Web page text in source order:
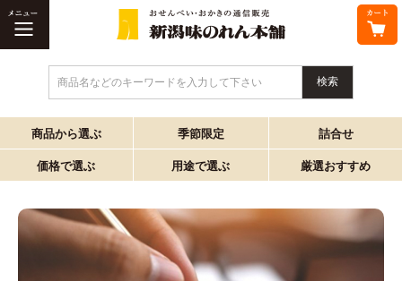
商品名などのキーワードを入力して下さい
商品から選ぶ 季節限定 詰合せ
価格で選ぶ 用途で選ぶ 厳選おすすめ